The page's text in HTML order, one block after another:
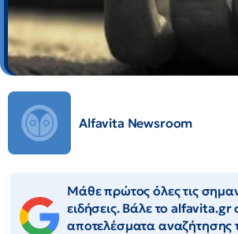
Alfavita Newsroom
Μάθε πρώτος όλες τις
ειδήσεις. Βάλε το alfavita.gr
αποτελέσματα αναζήτησης